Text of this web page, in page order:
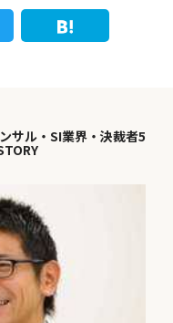
サル・SI業界・決裁者5